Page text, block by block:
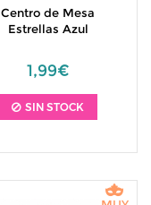
Centro de Mesa
Estrellas Azul
1,99€
SIN STOCK